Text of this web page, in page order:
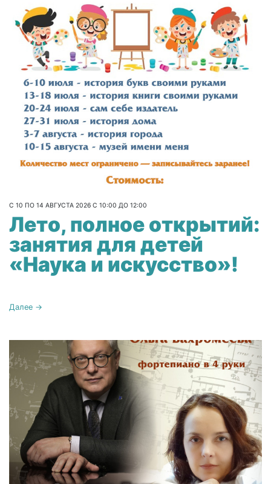
С 10 ПО 14 АВГУСТА 2026 С 10:00 ДО 12:00
Лето, полное открытий:
занятия для детей
«Наука и искусство»!
Далее →